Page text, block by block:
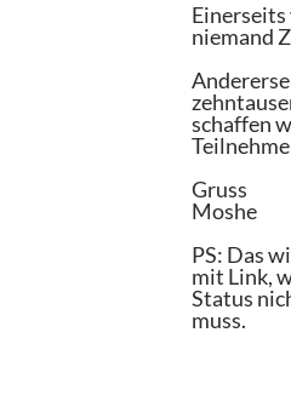
Einerseits
niemand
schaffen
Gruss
Moshe
PS: Das
mit Link,
Status
muss.